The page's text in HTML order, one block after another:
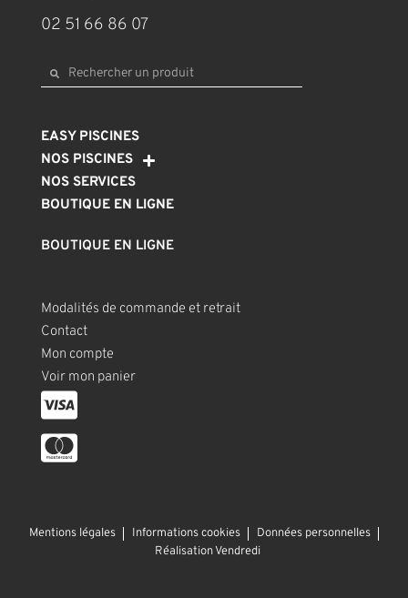
02 51 66 86 07
EASY PISCINES
NOS PISCINES
NOS SERVICES
BOUTIQUE EN LIGNE
BOUTIQUE EN LIGNE
Modalités de commande et retrait
Contact
Mon compte
Voir mon panier
Mentions légales Informations cookies
Données personnelles
Réalisation Vendredi